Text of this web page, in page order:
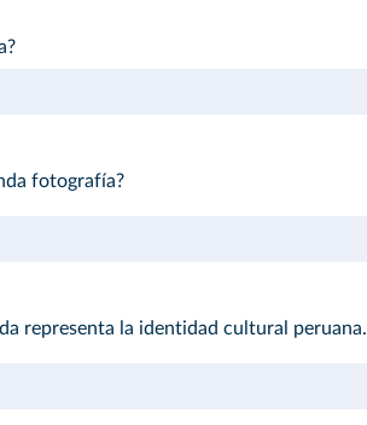
fotografía?
representa la identidad cultural peruana.